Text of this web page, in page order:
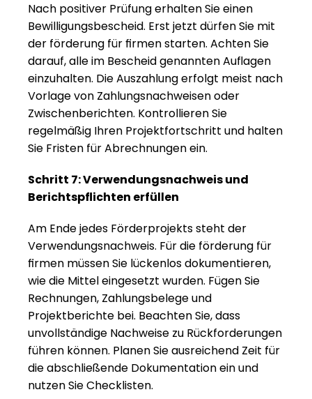
Nach positiver Prüfung erhalten Sie einen
Bewilligungsbescheid. Erst jetzt dürfen Sie mit
der förderung für firmen starten. Achten Sie
darauf, alle im Bescheid genannten Auflagen
einzuhalten. Die Auszahlung erfolgt meist nach
Vorlage von Zahlungsnachweisen oder
Zwischenberichten. Kontrollieren Sie
regelmäßig Ihren Projektfortschritt und halten
Sie Fristen für Abrechnungen ein.
Schritt 7: Verwendungsnachweis und
Berichtspflichten erfüllen
Am Ende jedes Förderprojekts steht der
Verwendungsnachweis. Für die förderung für
firmen müssen Sie lückenlos dokumentieren,
wie die Mittel eingesetzt wurden. Fügen Sie
Rechnungen, Zahlungsbelege und
Projektberichte bei. Beachten Sie, dass
unvollständige Nachweise zu Rückforderungen
führen können. Planen Sie ausreichend Zeit für
die abschließende Dokumentation ein und
nutzen Sie Checklisten.